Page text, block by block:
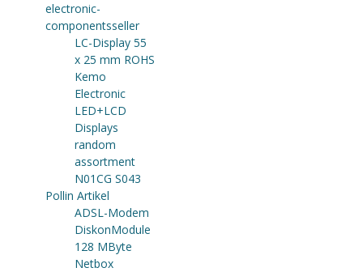
electronic-
componentsseller
LC-Display 55
x 25 mm ROHS
Kemo
Electronic
LED+LCD
Displays
random
assortment
N01CG S043
Pollin Artikel
ADSL-Modem
DiskonModule
128 MByte
Netbox